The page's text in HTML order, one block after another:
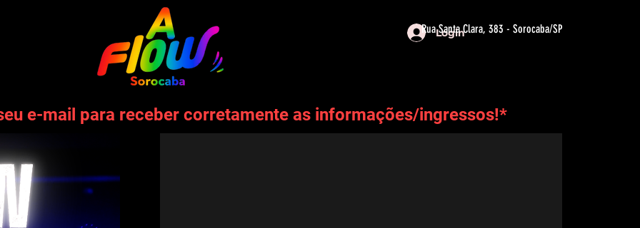
Rua Santa Clara, 383 - Sorocaba/SP
Login
e-mail para receber corretamente as informações/ingressos!*